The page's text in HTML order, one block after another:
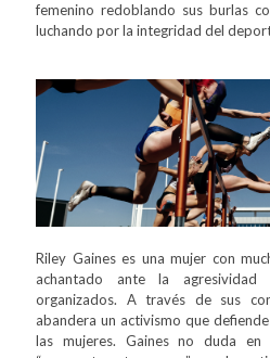
femenino redoblando sus burlas
luchando por la integridad del
Riley Gaines es una mujer con
achantado ante la
organizados. A través de sus
abandera un activismo que
las mujeres. Gaines no duda